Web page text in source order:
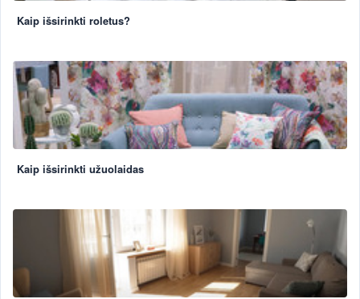
Kaip išsirinkti roletus?
Kaip išsirinkti užuolaidas